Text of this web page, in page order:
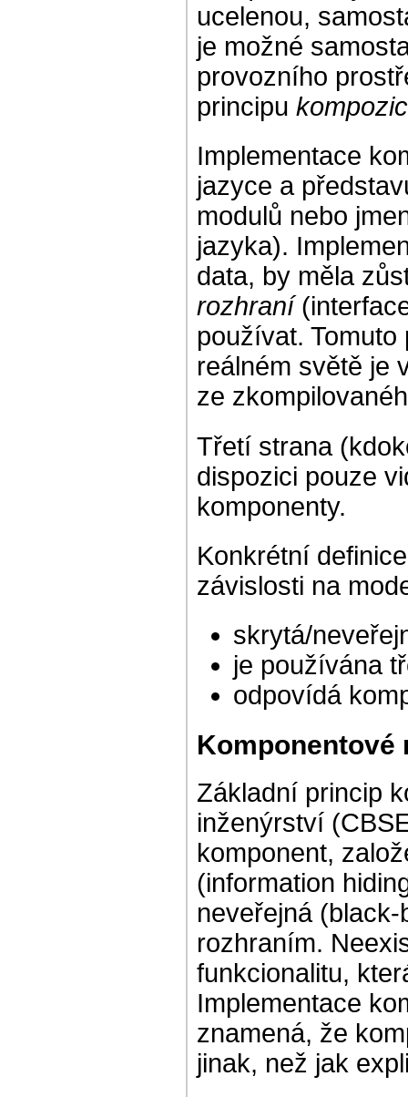
ucelenou,
je možné
provozního
principu
Implementace
jazyce a
modulů nebo
jazyka).
data, by měla
rozhraní
používat.
reálném světě je
ze
Třetí strana
dispozici pouze
komponenty.
Konkrétní
závislosti na
skrytá/
je používána
odpovídá
Komponentové
Základní princip
inženýrství
komponent,
(information
neveřejná
rozhraním.
funkcionalitu,
Implementace
znamená, že
jinak, než jak